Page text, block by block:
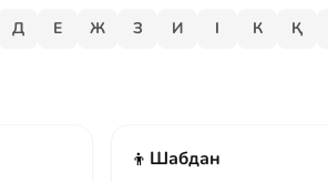
Д Е Ж З И І К Қ
👦 Шабдан